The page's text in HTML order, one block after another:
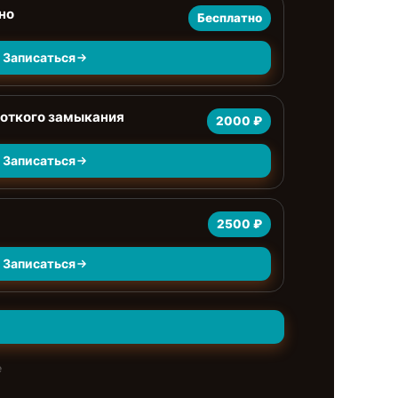
Бесплатно
Записаться
замыкания 2000 ₽
Записаться
2500 ₽
Записаться